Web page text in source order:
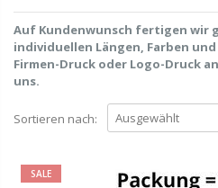
Auf Kundenwunsch fertigen wir
individuellen Längen, Farben
Firmen-Druck oder Logo-Druck
uns.
Sortieren nach:
SALE